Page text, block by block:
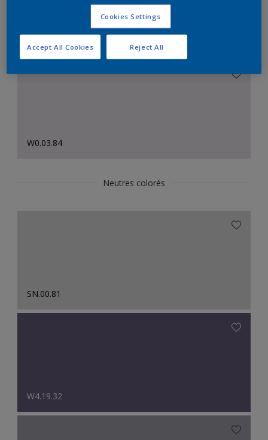
Le Blanc Parfait
W0.03.84
Neutres colorés
SN.00.81
W4.19.32
Cookies Settings
Reject All
Accept All Cookies